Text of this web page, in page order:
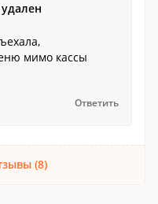
мимо кассы
Ответить
(8)